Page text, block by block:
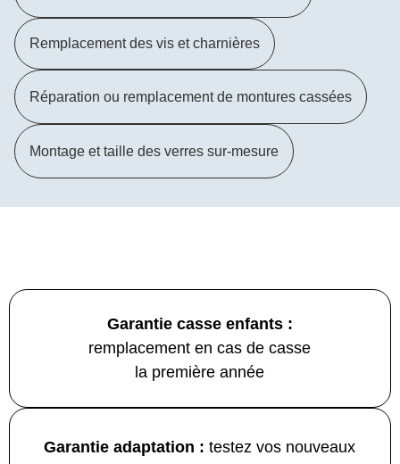
Remplacement des vis et charnières
Réparation ou remplacement de montures cassées
Montage et taille des verres sur-mesure
Garantie casse enfants :
remplacement en cas de casse
la première année
Garantie adaptation : testez vos nouveaux